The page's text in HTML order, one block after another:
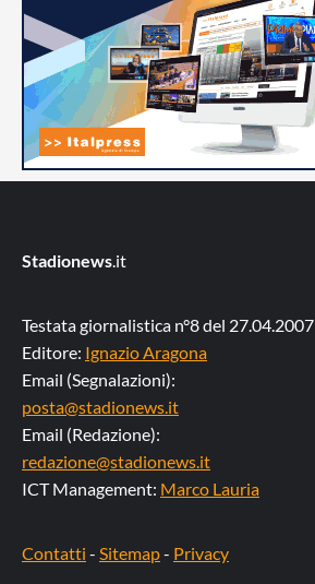
Stadionews.it
Testata giornalistica n°8 del 27.04.2007
Editore: Ignazio Aragona
Email (Segnalazioni):
posta@stadionews.it
Email (Redazione):
redazione@stadionews.it
ICT Management: Marco Lauria
Contatti - Sitemap- Privacy